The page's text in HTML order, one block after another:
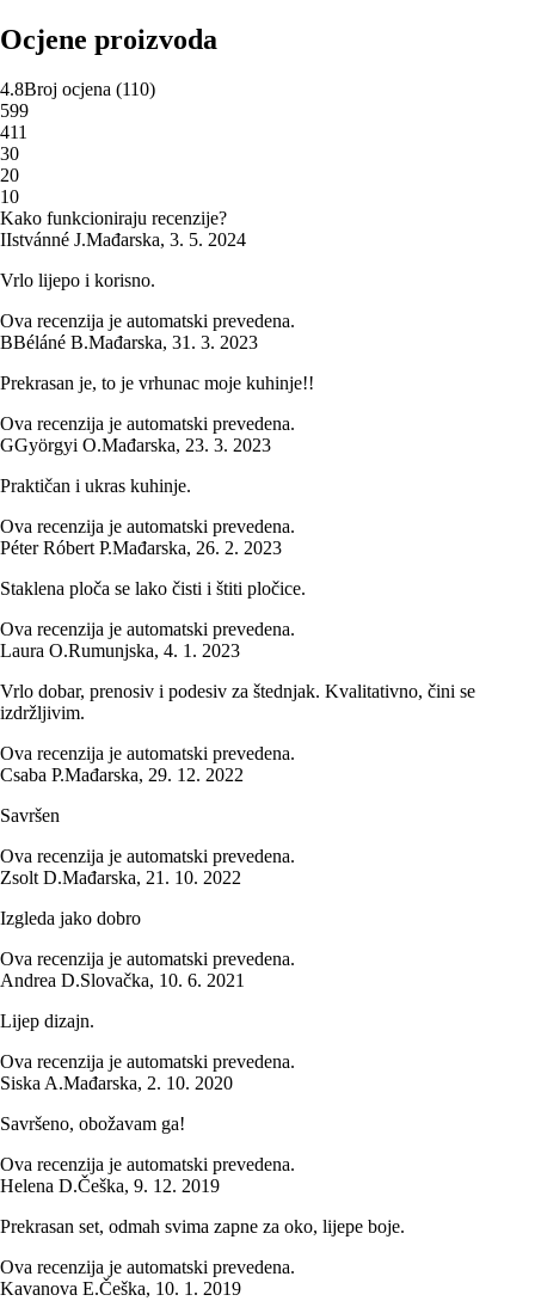
Ocjene proizvoda
4.8Broj ocjena (110)
599
411
30
20
10
Kako funkcioniraju recenzije?
IIstvánné J.Mađarska, 3. 5. 2024
Vrlo lijepo i korisno.
Ova recenzija je automatski prevedena.
BBéláné B.Mađarska, 31. 3. 2023
Prekrasan je, to je vrhunac moje kuhinje!!
Ova recenzija je automatski prevedena.
GGyörgyi O.Mađarska, 23. 3. 2023
Praktičan i ukras kuhinje.
Ova recenzija je automatski prevedena.
Péter Róbert P.Mađarska, 26. 2. 2023
Staklena ploča se lako čisti i štiti pločice.
Ova recenzija je automatski prevedena.
Laura O.Rumunjska, 4. 1. 2023
Vrlo dobar, prenosiv i podesiv za štednjak. Kvalitativno, čini se
izdržljivim.
Ova recenzija je automatski prevedena.
Csaba P.Mađarska, 29. 12. 2022
Savršen
Ova recenzija je automatski prevedena.
Zsolt D.Mađarska, 21. 10. 2022
Izgleda jako dobro
Ova recenzija je automatski prevedena.
Andrea D.Slovačka, 10. 6. 2021
Lijep dizajn.
Ova recenzija je automatski prevedena.
Siska A.Mađarska, 2. 10. 2020
Savršeno, obožavam ga!
Ova recenzija je automatski prevedena.
Helena D.Češka, 9. 12. 2019
Prekrasan set, odmah svima zapne za oko, lijepe boje.
Ova recenzija je automatski prevedena.
Kavanova E.Češka, 10. 1. 2019